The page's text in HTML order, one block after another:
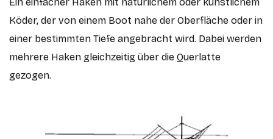
Köder, der von einem Boot nahe der Oberfläche oder in
einer bestimmten Tiefe angebracht wird. Dabei werden
mehrere Haken gleichzeitig über die Querlatte
gezogen.